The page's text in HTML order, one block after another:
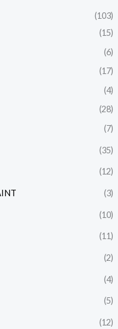
(103)
(15)
(6)
(17)
(4)
(28)
(7)
(35)
(12)
(3)
(10)
(11)
(2)
(4)
(5)
(12)